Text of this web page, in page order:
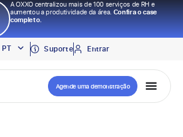
A OXXO centralizou mais de 100 serviços de RH e
aumentou a produtividade da área.Confira o case
completo.
PT
EN
ES
Suporte Entrar
Agende uma demonstração